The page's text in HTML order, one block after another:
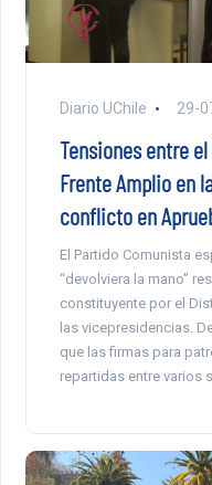
Diario UChile 29-
Tensiones entre
Frente Amplio en
conflicto en
El Partido Comunista
“devolviera la mano”
constituyente por el
las vicepresidencias.
que las firmas para
repartidas entre varios